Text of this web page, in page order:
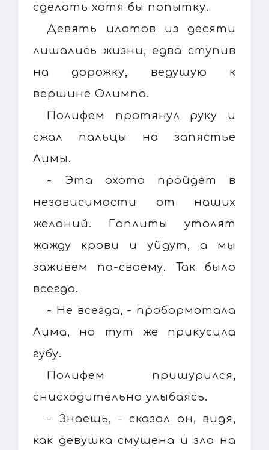
сделать хотя бы попытку.
Девять илотов из десяти
лишались жизни, едва ступив
на дорожку, ведущую к
вершине Олимпа.
Полифем протянул руку и
сжал пальцы на запястье
Лимы.
- Эта охота пройдет в
независимости от наших
желаний. Гоплиты утолят
жажду крови и уйдут, а мы
заживем по-своему. Так было
всегда.
- Не всегда, - пробормотала
Лима, но тут же прикусила
губу.
Полифем прищурился,
снисходительно улыбаясь.
- Знаешь, - сказал он, видя,
как девушка смущена и зла на